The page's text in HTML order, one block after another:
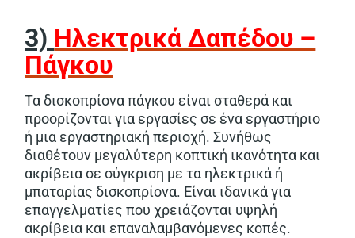
3) Ηλεκτρικά Δαπέδου –
Πάγκου
Τα δισκοπρίονα πάγκου είναι σταθερά και
προορίζονται για εργασίες σε ένα εργαστήριο
ή μια εργαστηριακή περιοχή. Συνήθως
διαθέτουν μεγαλύτερη κοπτική ικανότητα και
ακρίβεια σε σύγκριση με τα ηλεκτρικά ή
μπαταρίας δισκοπρίονα. Είναι ιδανικά για
επαγγελματίες που χρειάζονται υψηλή
ακρίβεια και επαναλαμβανόμενες κοπές.